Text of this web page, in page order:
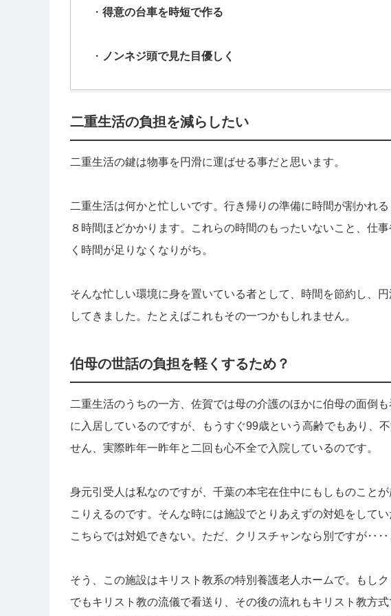
・ 得意の台車を時短で作る
・ ノンネジ頭で見た目優しく
二重生活の負担を減らしたい
二重生活の鍵は物事を円滑に運ばせる事だと思います。
二重生活は何かと忙しいです。行き帰りの準備に時間が割かれ
８時間ほどかかります。これらの時間のもったいないこと、
く時間が足りなくなりがち。
そんな忙しい環境に身を置いている者として、時間を節約し、
してきました。たとえばこれもその一つかもしれません。
伯母の世話の負担を軽くするため？
二重生活のうちの一方、佐賀では母の介護のほかに伯母の面倒
に入居しているのですが、もうすぐ99歳という高齢でもあり、
せん、実際昨年一昨年と二回も心不全で入院しているのです。
身元引受人は私なのですが、千葉の本宅在住中にもしものこと
こりえるのです。そんな時には施設でとりあえずの対処をして
こちらでは対処できない。ただ、クリスチャンなら別ですが‥‥
そう、この施設はキリスト教系の特別養護老人ホームで。もし
でもキリスト教の流儀で看送り、その後の流れもキリスト教方